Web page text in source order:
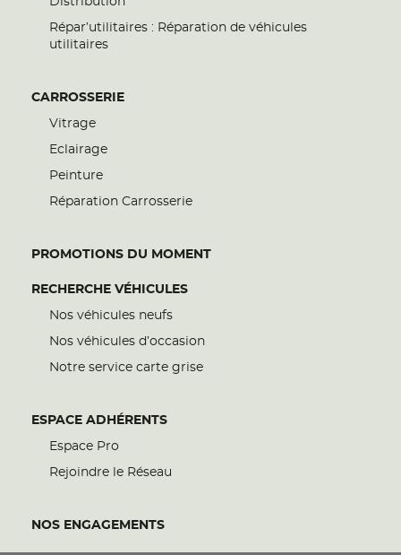
Répar’utilitaires : Réparation de véhicules
utilitaires
CARROSSERIE
Vitrage
Eclairage
Peinture
Réparation Carrosserie
PROMOTIONS DU MOMENT
RECHERCHE VÉHICULES
Nos véhicules neufs
Nos véhicules d’occasion
Notre service carte grise
ESPACE ADHÉRENTS
Espace Pro
Rejoindre le Réseau
NOS ENGAGEMENTS